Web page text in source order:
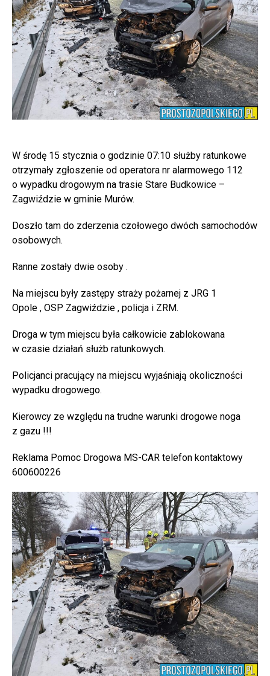
W środę 15 stycznia o godzinie 07:10 służby ratunkowe
otrzymały zgłoszenie od operatora nr alarmowego 112
o wypadku drogowym na trasie Stare Budkowice –
Zagwiździe w gminie Murów.
Doszło tam do zderzenia czołowego dwóch samochodów
osobowych.
Ranne zostały dwie osoby .
Na miejscu były zastępy straży pożarnej z JRG 1
Opole , OSP Zagwiździe , policja i ZRM.
Droga w tym miejscu była całkowicie zablokowana
w czasie działań służb ratunkowych.
Policjanci pracujący na miejscu wyjaśniają okoliczności
wypadku drogowego.
Kierowcy ze względu na trudne warunki drogowe noga
z gazu !!!
Reklama Pomoc Drogowa MS-CAR telefon kontaktowy
600600226